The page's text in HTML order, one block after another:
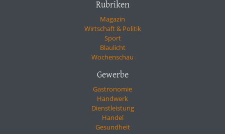
Rubriken
Magazin
Wirtschaft & Politik
Sport
Blaulicht
Wochenschau
Gewerbe
Gastronomie
Handwerk
Dienstleistung
Handel
Gesundheit